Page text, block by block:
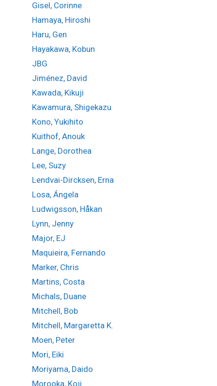
Gisel, Corinne
Hamaya, Hiroshi
Haru, Gen
Hayakawa, Kobun
JBG
Jiménez, David
Kawada, Kikuji
Kawamura, Shigekazu
Kono, Yukihito
Kuithof, Anouk
Lange, Dorothea
Lee, Suzy
Lendvai-Dircksen, Erna
Losa, Ángela
Ludwigsson, Håkan
Lynn, Jenny
Major, EJ
Maquieira, Fernando
Marker, Chris
Martins, Costa
Michals, Duane
Mitchell, Bob
Mitchell, Margaretta K.
Moen, Peter
Mori, Eiki
Moriyama, Daido
Morooka, Koji